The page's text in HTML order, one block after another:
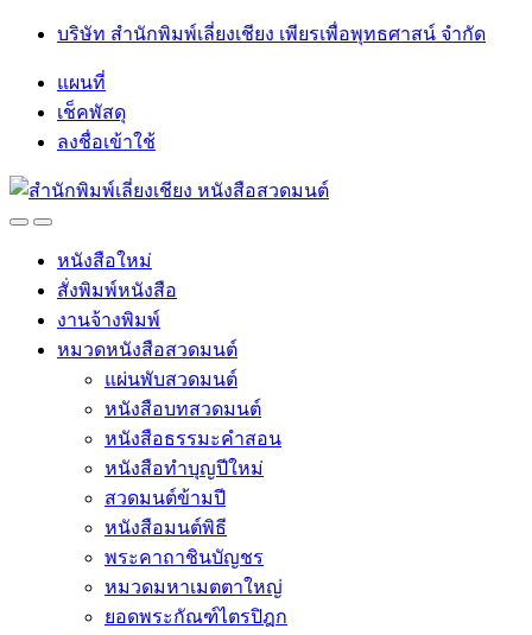
Skip
navigation
Skip
บริษัท สำนักพิมพ์เลี่ยงเชียง เพียรเพื่อพุทธศาสน์ จำกัด
แผนที่
เช็คพัสดุ
ลงชื่อเข้าใช้
OpenClose
หนังสือใหม่
สั่งพิมพ์หนังสือ
งานจ้างพิมพ์
หมวดหนังสือสวดมนต์
แผ่นพับสวดมนต์
หนังสือบทสวดมนต์
หนังสือธรรมะคำสอน
หนังสือทำบุญปีใหม่
สวดมนต์ข้ามปี
หนังสือมนต์พิธี
พระคาถาชินบัญชร
หมวดมหาเมตตาใหญ่
ยอดพระกัณฑ์ไตรปิฎก